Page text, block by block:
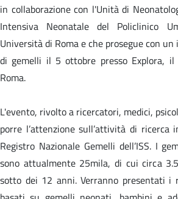
in collaborazione con l'Unità di
Intensiva Neonatale del Policlinico
Università di Roma e che prosegue con
di gemelli il 5 ottobre presso Explora, il
Roma.
L'evento, rivolto a ricercatori, medici,
porre l’attenzione sull’attività di ricerca
Registro Nazionale Gemelli dell’ISS. I
sono attualmente 25mila, di cui circa
sotto dei 12 anni. Verranno presentati